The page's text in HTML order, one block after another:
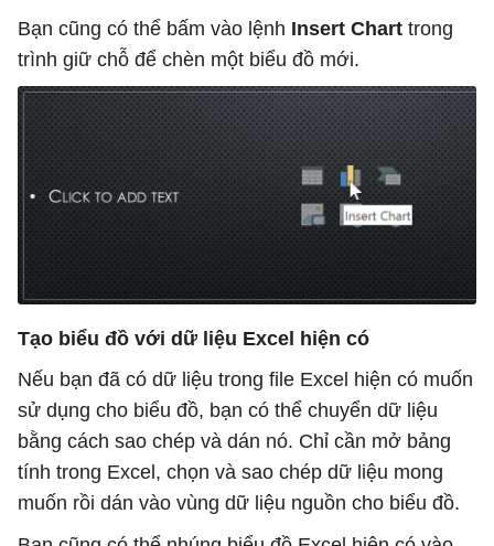
Bạn cũng có thể bấm vào lệnh Insert Chart trong
trình giữ chỗ để chèn một biểu đồ mới.
Tạo biểu đồ với dữ liệu Excel hiện có
Nếu bạn đã có dữ liệu trong file Excel hiện có muốn
sử dụng cho biểu đồ, bạn có thể chuyển dữ liệu
bằng cách sao chép và dán nó. Chỉ cần mở bảng
tính trong Excel, chọn và sao chép dữ liệu mong
muốn rồi dán vào vùng dữ liệu nguồn cho biểu đồ.